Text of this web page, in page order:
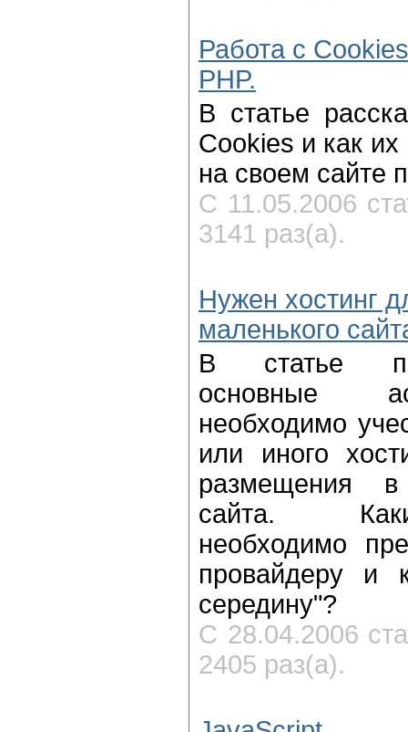
Работа с
PHP.
В статье
Cookies и как
на своем сайте
С 11.05.2006
3141 раз(а).
Нужен хостинг
маленького
В статье
основные
необходимо
или иного
размещения
сайта.
необходимо
провайдеру и
середину"?
С 28.04.2006
2405 раз(а).